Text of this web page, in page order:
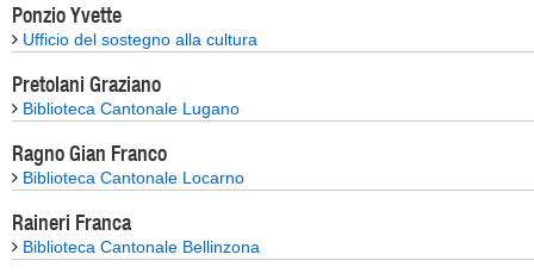
Ponzio Yvette
Ufficio del sostegno alla cultura
Pretolani Graziano
Biblioteca Cantonale Lugano
Ragno Gian Franco
Biblioteca Cantonale Locarno
Raineri Franca
Biblioteca Cantonale Bellinzona